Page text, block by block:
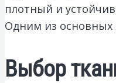
плотный и
Одним из основных
Выбор